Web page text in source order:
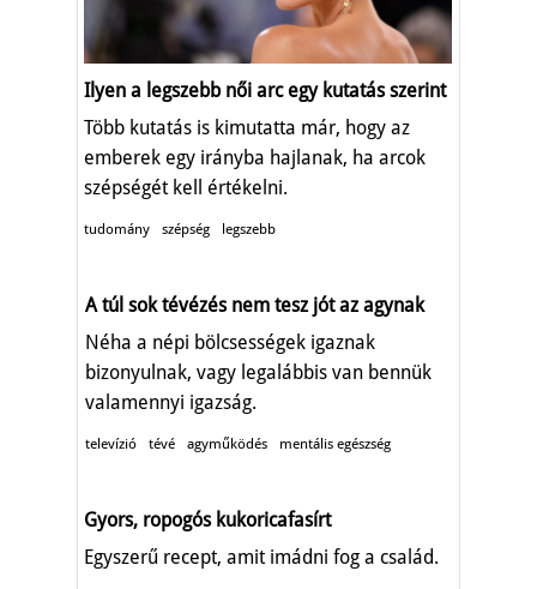
Ilyen a legszebb női arc egy kutatás szerint
Több kutatás is kimutatta már, hogy az
emberek egy irányba hajlanak, ha arcok
szépségét kell értékelni.
tudomány szépség legszebb
A túl sok tévézés nem tesz jót az agynak
Néha a népi bölcsességek igaznak
bizonyulnak, vagy legalábbis van bennük
valamennyi igazság.
televízió tévé agyműködés mentális egészség
Gyors, ropogós kukoricafasírt
Egyszerű recept, amit imádni fog a család.